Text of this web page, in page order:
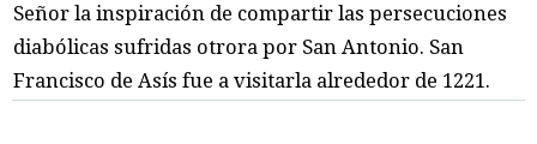
Señor la inspiración de compartir las persecuciones
diabólicas sufridas otrora por San Antonio. San
Francisco de Asís fue a visitarla alrededor de 1221.